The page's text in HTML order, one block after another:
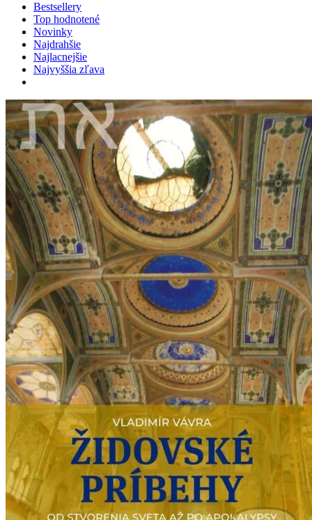
Bestsellery
Top hodnotené
Novinky
Najdrahšie
Najlacnejšie
Najvyššia zľava